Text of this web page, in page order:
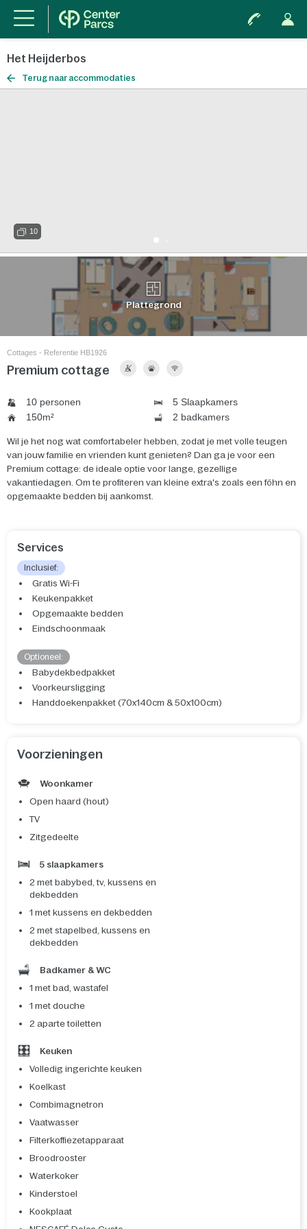
Het Heijderbos
Terug naar accommodaties
10
Plattegrond
Cottages - Referentie HB1926
Premium cottage
10 personen
5 Slaapkamers
150m²
2 badkamers
Wil je het nog wat comfortabeler hebben, zodat je met volle teugen
van jouw familie en vrienden kunt genieten? Dan ga je voor een
Premium cottage: de ideale optie voor lange, gezellige
vakantiedagen. Om te profiteren van kleine extra's zoals een föhn en
opgemaakte bedden bij aankomst.
Services
Inclusief:
Gratis Wi-Fi
Keukenpakket
Opgemaakte bedden
Eindschoonmaak
Optioneel:
Babydekbedpakket
Voorkeursligging
Handdoekenpakket (70x140cm & 50x100cm)
Voorzieningen
Woonkamer
Open haard (hout)
TV
Zitgedeelte
5 slaapkamers
2 met babybed, tv, kussens en
dekbedden
1 met kussens en dekbedden
2 met stapelbed, kussens en
dekbedden
Badkamer & WC
1 met bad, wastafel
1 met douche
2 aparte toiletten
Keuken
Volledig ingerichte keuken
Koelkast
Combimagnetron
Vaatwasser
Filterkoffiezetapparaat
Broodrooster
Waterkoker
Kinderstoel
Kookplaat